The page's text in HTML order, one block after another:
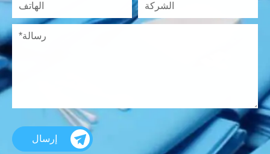
إرسال